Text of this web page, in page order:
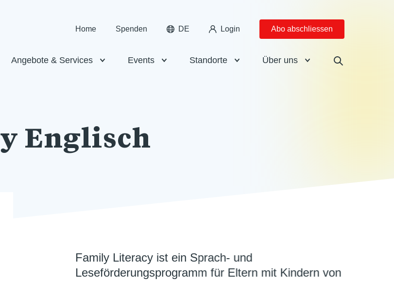
Home Spenden DE Login Abo abschliessen
Angebote & Services Events Standorte Über uns
Englisch
Family Literacy ist ein Sprach- und
Leseförderungsprogramm für Eltern mit Kindern von